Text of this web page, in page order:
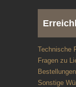
Technische
Fragen zu
Sonstige